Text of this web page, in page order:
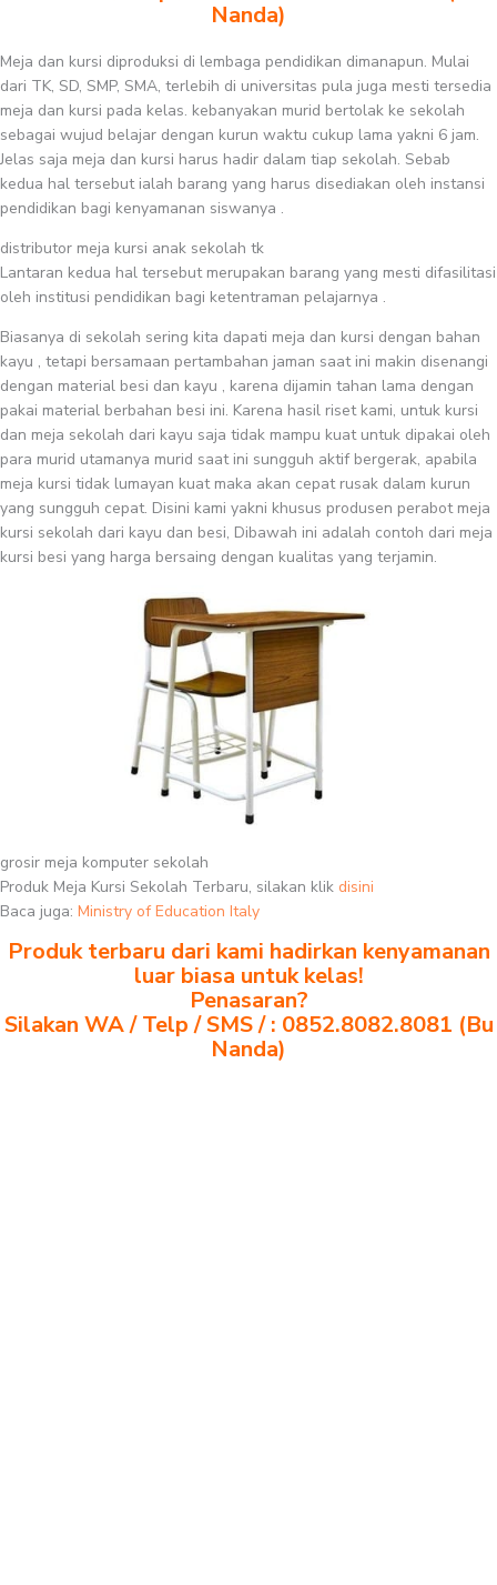
Nanda)
Meja dan kursi diproduksi di lembaga pendidikan dimanapun. Mulai
dari TK, SD, SMP, SMA, terlebih di universitas pula juga mesti tersedia
meja dan kursi pada kelas. kebanyakan murid bertolak ke sekolah
sebagai wujud belajar dengan kurun waktu cukup lama yakni 6 jam.
Jelas saja meja dan kursi harus hadir dalam tiap sekolah. Sebab
kedua hal tersebut ialah barang yang harus disediakan oleh instansi
pendidikan bagi kenyamanan siswanya .
distributor meja kursi anak sekolah tk
Lantaran kedua hal tersebut merupakan barang yang mesti difasilitasi
oleh institusi pendidikan bagi ketentraman pelajarnya .
Biasanya di sekolah sering kita dapati meja dan kursi dengan bahan
kayu , tetapi bersamaan pertambahan jaman saat ini makin disenangi
dengan material besi dan kayu , karena dijamin tahan lama dengan
pakai material berbahan besi ini. Karena hasil riset kami, untuk kursi
dan meja sekolah dari kayu saja tidak mampu kuat untuk dipakai oleh
para murid utamanya murid saat ini sungguh aktif bergerak, apabila
meja kursi tidak lumayan kuat maka akan cepat rusak dalam kurun
yang sungguh cepat. Disini kami yakni khusus produsen perabot meja
kursi sekolah dari kayu dan besi, Dibawah ini adalah contoh dari meja
kursi besi yang harga bersaing dengan kualitas yang terjamin.
grosir meja komputer sekolah
Produk Meja Kursi Sekolah Terbaru, silakan klik disini
Baca juga: Ministry of Education Italy
Produk terbaru dari kami hadirkan kenyamanan
luar biasa untuk kelas!
Penasaran?
Silakan WA / Telp / SMS / : 0852.8082.8081 (Bu
Nanda)